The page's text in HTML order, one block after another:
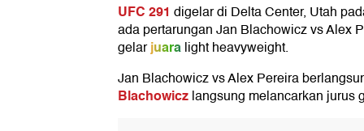
UFC 291 digelar di Delta Center, Utah
ada pertarungan Jan Blachowicz vs Alex
gelarjuaralight heavyweight.
Jan Blachowicz vs Alex Pereira
Blachowiczlangsung melancarkan jurus